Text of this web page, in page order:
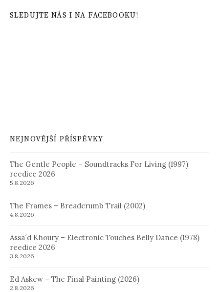
SLEDUJTE NÁS I NA FACEBOOKU!
NEJNOVĚJŠÍ PŘÍSPĚVKY
The Gentle People – Soundtracks For Living (1997)
reedice 2026
5.8.2026
The Frames – Breadcrumb Trail (2002)
4.8.2026
Assa´d Khoury – Electronic Touches Belly Dance (1978)
reedice 2026
3.8.2026
Ed Askew – The Final Painting (2026)
2.8.2026